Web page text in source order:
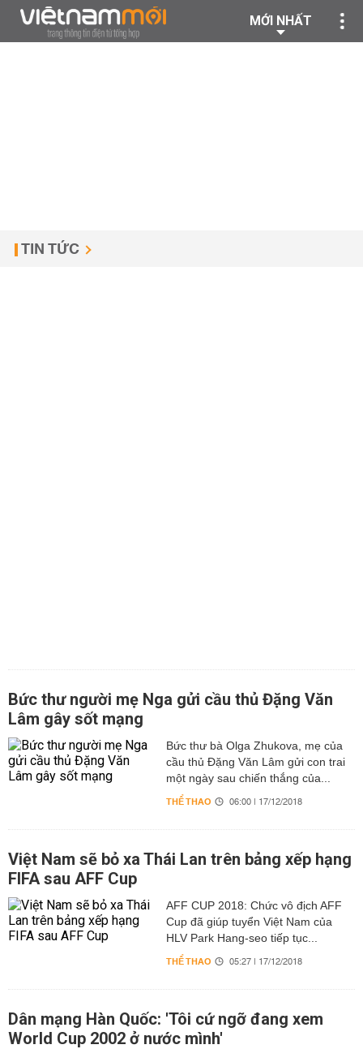
MỚI NHẤT
TIN TỨC
Bức thư người mẹ Nga gửi cầu thủ Đặng Văn
Lâm gây sốt mạng
Bức thư bà Olga Zhukova, mẹ của
cầu thủ Đặng Văn Lâm gửi con trai
một ngày sau chiến thắng của...
THỂ THAO 06:00 | 17/12/2018
Việt Nam sẽ bỏ xa Thái Lan trên bảng xếp hạng
FIFA sau AFF Cup
AFF CUP 2018: Chức vô địch AFF
Cup đã giúp tuyển Việt Nam của
HLV Park Hang-seo tiếp tục...
THỂ THAO 05:27 | 17/12/2018
Dân mạng Hàn Quốc: 'Tôi cứ ngỡ đang xem
World Cup 2002 ở nước mình'